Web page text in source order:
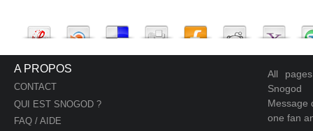
A PROPOS
CONTACT
QUI EST SNOGOD ?
FAQ / AIDE
All
Snogod
Message
one fan